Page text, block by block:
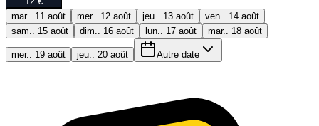
mar.. 11 août mer.. 12 août jeu.. 13 août
ven.. 14 août
sam.. 15 août
dim.. 16 août lun.. 17 août mar.. 18 août
mer.. 19 août jeu.. 20 août Autre date